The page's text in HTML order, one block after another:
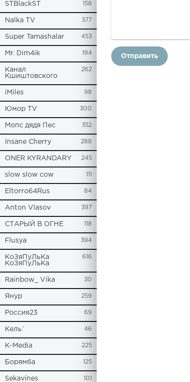
STBlackST 158
Nalka TV 377
Super Tamashalar 453
Mr. Dim4ik 194
Канал
Кшиштовского
262
iMiles 98
Юмор TV 300
Мопс дядя Пес 352
Insane Cherry 288
ONER KYRANDARY 245
slow slow cow 111
Eltorro64Rus 84
Anton Vlasov 397
СТАРЫЙ В ОГНЕ 118
Flusya 394
КоЗяПуЛьКа
КоЗяПуЛьКа
616
Rainbow_ Vika 30
Янур 259
Россия23 69
Кель` 46
К-Media 225
Борямба 125
Sekavines 101
Отправить